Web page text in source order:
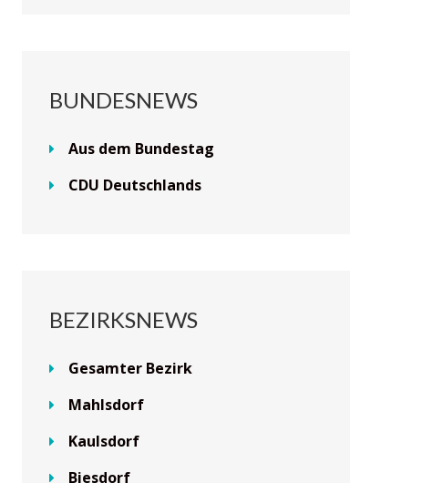
BUNDESNEWS
Aus dem Bundestag
CDU Deutschlands
BEZIRKSNEWS
Gesamter Bezirk
Mahlsdorf
Kaulsdorf
Biesdorf